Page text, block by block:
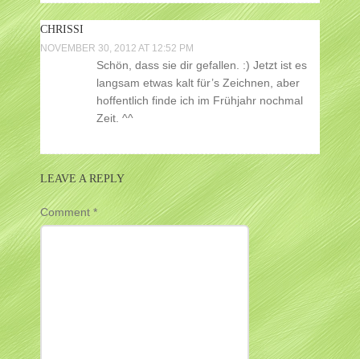
CHRISSI
NOVEMBER 30, 2012 AT 12:52 PM
Schön, dass sie dir gefallen. :) Jetzt ist es
langsam etwas kalt für’s Zeichnen, aber
hoffentlich finde ich im Frühjahr nochmal
Zeit. ^^
LEAVE A REPLY
Comment *